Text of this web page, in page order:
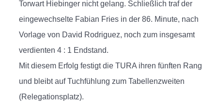
Torwart Hiebinger nicht gelang. Schließlich traf der
eingewechselte Fabian Fries in der 86. Minute, nach
Vorlage von David Rodriguez, noch zum insgesamt
verdienten 4 : 1 Endstand.
Mit diesem Erfolg festigt die TURA ihren fünften Rang
und bleibt auf Tuchfühlung zum Tabellenzweiten
(Relegationsplatz).